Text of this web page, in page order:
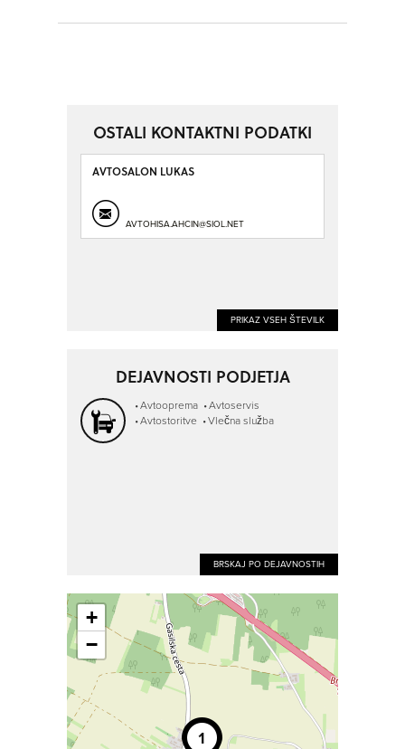
OSTALI KONTAKTNI PODATKI
AVTOSALON LUKAS
AVTOHISA.AHCIN@SIOL.NET
PRIKAZ VSEH ŠTEVILK
DEJAVNOSTI PODJETJA
Avtooprema
Avtoservis
Avtostoritve
Vlečna služba
BRSKAJ PO DEJAVNOSTIH
+
−